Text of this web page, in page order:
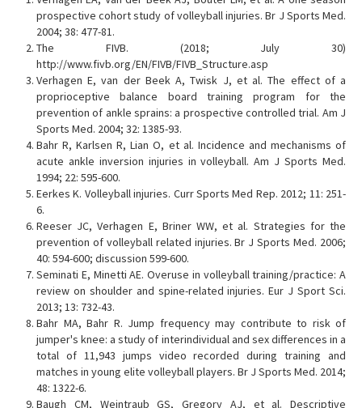
prospective cohort study of volleyball injuries. Br J Sports Med.
2004; 38: 477-81.
The FIVB. (2018; July 30)
http://www.fivb.org/EN/FIVB/FIVB_Structure.asp
Verhagen E, van der Beek A, Twisk J, et al. The effect of a
proprioceptive balance board training program for the
prevention of ankle sprains: a prospective controlled trial. Am J
Sports Med. 2004; 32: 1385-93.
Bahr R, Karlsen R, Lian O, et al. Incidence and mechanisms of
acute ankle inversion injuries in volleyball. Am J Sports Med.
1994; 22: 595-600.
Eerkes K. Volleyball injuries. Curr Sports Med Rep. 2012; 11: 251-
6.
Reeser JC, Verhagen E, Briner WW, et al. Strategies for the
prevention of volleyball related injuries. Br J Sports Med. 2006;
40: 594-600; discussion 599-600.
Seminati E, Minetti AE. Overuse in volleyball training/practice: A
review on shoulder and spine-related injuries. Eur J Sport Sci.
2013; 13: 732-43.
Bahr MA, Bahr R. Jump frequency may contribute to risk of
jumper's knee: a study of interindividual and sex differences in a
total of 11,943 jumps video recorded during training and
matches in young elite volleyball players. Br J Sports Med. 2014;
48: 1322-6.
Baugh CM, Weintraub GS, Gregory AJ, et al. Descriptive